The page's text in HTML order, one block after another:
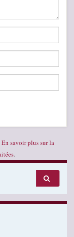
En savoir plus sur la
.